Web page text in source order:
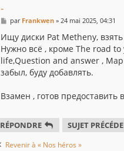
-
M
e
s
s
a
g
e
par Frankwen» 24 mai 2025, 04:31
Ищу диски Pat Metheny,
Нужно всё , кроме The road
life,Question and answer ,
забыл, буду добавлять.
Взамен , готов
RÉPONDRE SUJET
Revenir à « Nos héros »